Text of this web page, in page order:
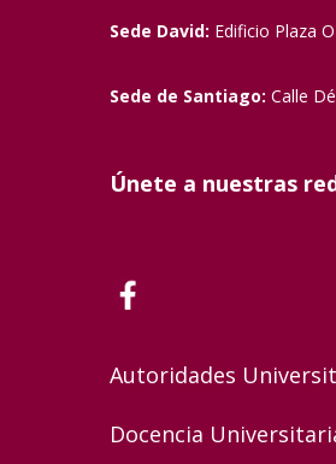
Sede David: Edificio Plaza
Sede de Santiago: Calle
Únete a nuestras
Autoridades
Docencia